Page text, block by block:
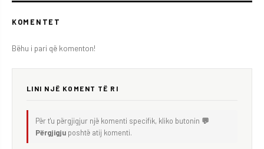
KOMENTET
Bëhu i pari që komenton!
LINI NJË KOMENT TË RI
Për t'u përgjigjur një komenti specifik, kliko butonin 💬
Përgjigju poshtë atij komenti.